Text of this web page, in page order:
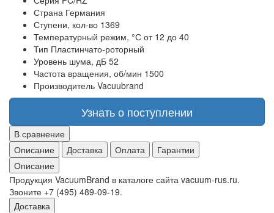
Страна Германия
Ступени, кол-во 1369
Температурный режим, °С от 12 до 40
Тип Пластинчато-роторный
Уровень шума, дБ 52
Частота вращения, об/мин 1500
Производитель Vacuubrand
Узнать о поступлении
В сравнение
Описание
Доставка Оплата
Гарантии
Описание
Продукция VacuumBrand в каталоге сайта vacuum-rus.ru.
Звоните +7 (495) 489-09-19.
Доставка